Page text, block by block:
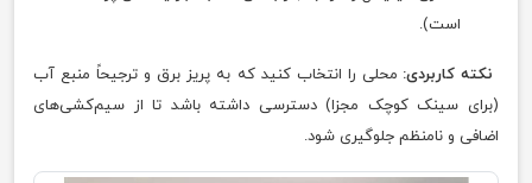
است).
نکته کاربردی: محلی را انتخاب کنید که به پریز برق و ترجیحاً منبع آب
(برای سینک کوچک مجزا) دسترسی داشته باشد تا از سیم‌کشی‌های
اضافی و نامنظم جلوگیری شود.